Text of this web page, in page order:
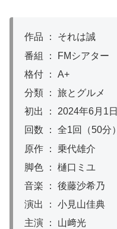
作品 ： それは誠
番組 ： FMシアター
格付 ： A+
分類 ： 旅とグルメ
初出 ： 2024年6月1日
回数 ： 全1回（50分）
原作 ： 乗代雄介
脚色 ： 樋口ミユ
音楽 ： 後藤沙希乃
演出 ： 小見山佳典
主演 ： 山﨑光